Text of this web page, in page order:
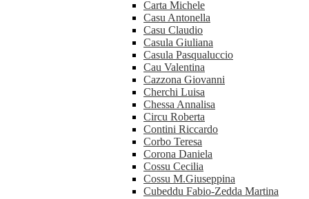
Carta Michele
Casu Antonella
Casu Claudio
Casula Giuliana
Casula Pasqualuccio
Cau Valentina
Cazzona Giovanni
Cherchi Luisa
Chessa Annalisa
Circu Roberta
Contini Riccardo
Corbo Teresa
Corona Daniela
Cossu Cecilia
Cossu M.Giuseppina
Cubeddu Fabio-Zedda Martina